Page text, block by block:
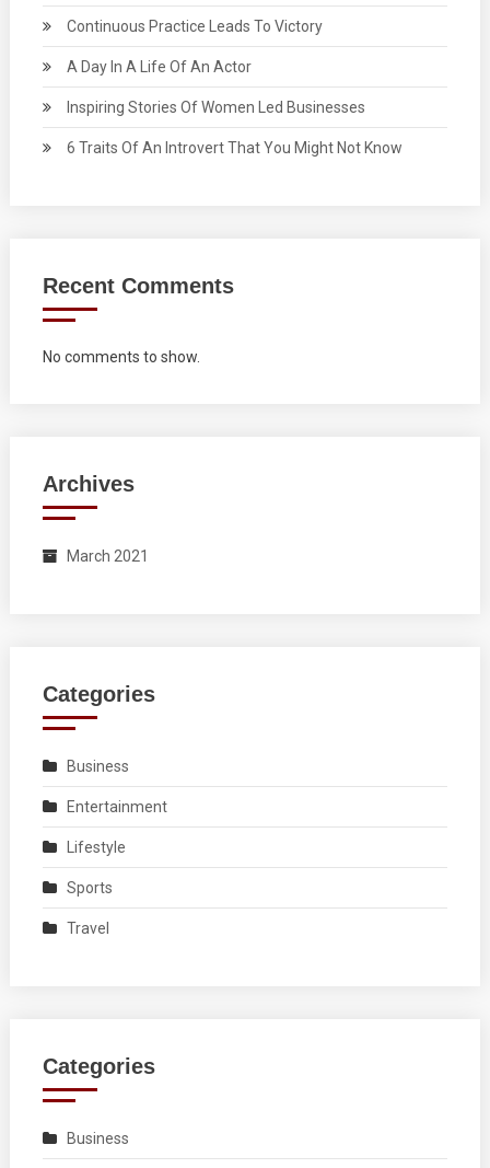
Continuous Practice Leads To Victory
A Day In A Life Of An Actor
Inspiring Stories Of Women Led Businesses
6 Traits Of An Introvert That You Might Not Know
Recent Comments
No comments to show.
Archives
March 2021
Categories
Business
Entertainment
Lifestyle
Sports
Travel
Categories
Business